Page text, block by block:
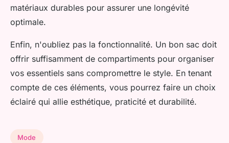
matériaux durables pour assurer une longévité
optimale.
Enfin, n'oubliez pas la fonctionnalité. Un bon sac doit
offrir suffisamment de compartiments pour organiser
vos essentiels sans compromettre le style. En tenant
compte de ces éléments, vous pourrez faire un choix
éclairé qui allie esthétique, praticité et durabilité.
Mode